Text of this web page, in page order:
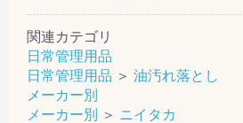
関連カテゴリ
日常管理用品
日常管理用品 ＞ 油汚れ落とし
メーカー別
メーカー別
＞ ニイタカ